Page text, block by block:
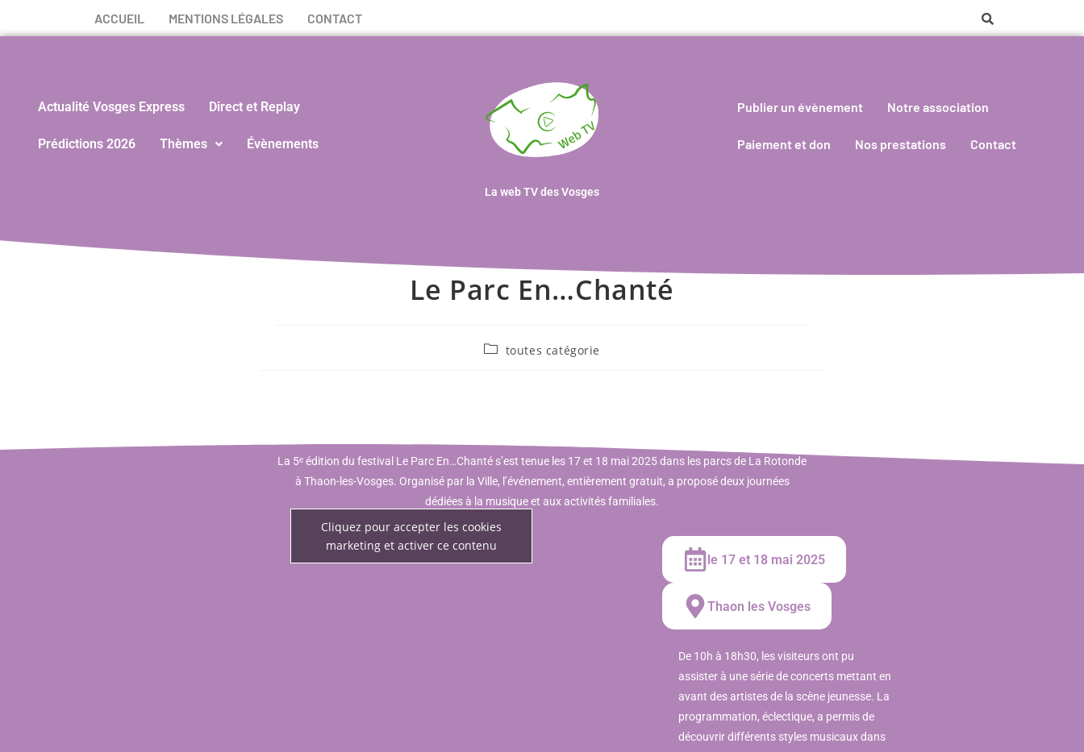
ACCUEIL MENTIONS LÉGALES CONTACT
Actualité Vosges Express Direct et Replay
Prédictions 2026 Thèmes Évènements
La web TV des Vosges
Publier un évènement Notre association
Paiement et don Nos prestations Contact
Le Parc En…Chanté
toutes catégorie
La 5ᵉ édition du festival Le Parc En…Chanté s’est tenue les 17 et 18 mai 2025 dans les parcs de La Rotonde
à Thaon-les-Vosges. Organisé par la Ville, l’événement, entièrement gratuit, a proposé deux journées
dédiées à la musique et aux activités familiales.
Cliquez pour accepter les cookies
marketing et activer ce contenu
le 17 et 18 mai 2025
Thaon les Vosges
De 10h à 18h30, les visiteurs ont pu
assister à une série de concerts mettant en
avant des artistes de la scène jeunesse. La
programmation, éclectique, a permis de
découvrir différents styles musicaux dans